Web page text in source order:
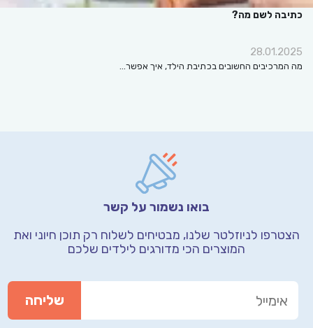
כתיבה לשם מה?
28.01.2025
מה המרכיבים החשובים בכתיבת הילד, איך אפשר…
בואו נשמור על קשר
הצטרפו לניוזלטר שלנו, מבטיחים לשלוח רק תוכן חיוני ואת
המוצרים הכי מדורגים לילדים שלכם